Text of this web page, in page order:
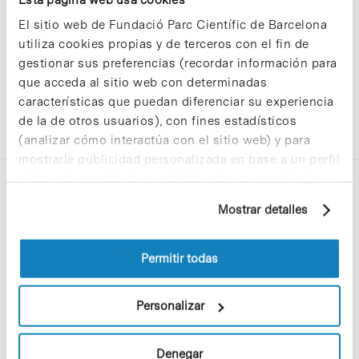
El sitio web de Fundació Parc Científic de Barcelona
utiliza cookies propias y de terceros con el fin de
gestionar sus preferencias (recordar información para
que acceda al sitio web con determinadas
características que puedan diferenciar su experiencia
de la de otros usuarios), con fines estadísticos
(analizar cómo interactúa con el sitio web) y para
mostrarle publicidad personalizada en base a un perfil
elaborado a partir de sus hábitos de navegación (por
información sobre las cookies puede consultar
la Política de cookies del sitio web.
Mostrar detalles
Permitir todas
Personalizar
Denegar
C/Baldiri Reixac, 4-12 i 15